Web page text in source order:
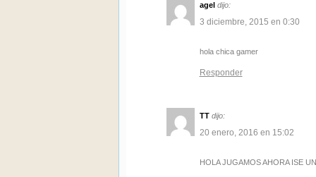
agel dijo:
3 diciembre, 2015 en 0:30
hola chica gamer
Responder
TT dijo:
20 enero, 2016 en 15:02
HOLA JUGAMOS AHORA ISE